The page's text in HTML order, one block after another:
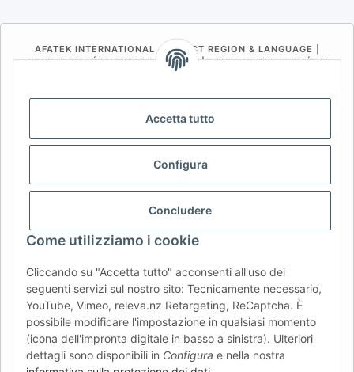
Accetta tutto
Configura
Concludere
Come utilizziamo i cookie
Cliccando su "Accetta tutto" acconsenti all'uso dei
seguenti servizi sul nostro sito: Tecnicamente necessario,
YouTube, Vimeo, releva.nz Retargeting, ReCaptcha. È
possibile modificare l'impostazione in qualsiasi momento
(icona dell'impronta digitale in basso a sinistra). Ulteriori
dettagli sono disponibili in Configura e nella nostra
AFATEK INTERNATIONAL – SELECT REGION & LANGUAGE |
CHOISIR LA RÉGION ET LA LANGUE | SELECCIONAR REGIÓN E
IDIOMA
ES
UK NZ USA MX PT
CZ
RO
AFATEK Italia| Il tuo specialista in ricambi per rimorchi
Consulenza tecnica:info@afatek.com| P. IVA (DE):
DE354251646
Offerta per officine: acquisti intracomunitari netti (VIES)